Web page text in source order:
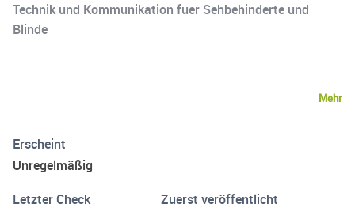
Technik und Kommunikation fuer Sehbehinderte und
Blinde
Mehr
Erscheint
Unregelmäßig
Letzter Check
Zuerst veröffentlicht